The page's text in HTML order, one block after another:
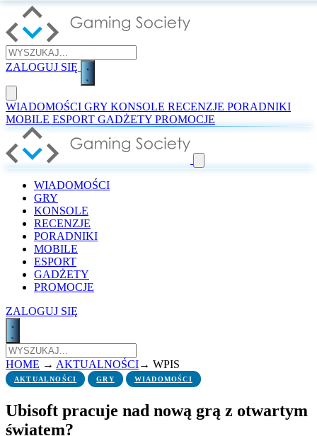
ZALOGUJ SIĘ
WIADOMOŚCI GRY KONSOLE RECENZJE PORADNIKI
MOBILE ESPORT GADŻETY PROMOCJE
WIADOMOŚCI
GRY
KONSOLE
RECENZJE
PORADNIKI
MOBILE
ESPORT
GADŻETY
PROMOCJE
ZALOGUJ SIĘ
HOME → AKTUALNOŚCI→ WPIS
AKTUALNOŚCI GRY WIADOMOŚCI
Ubisoft pracuje nad nową grą z otwartym
światem?